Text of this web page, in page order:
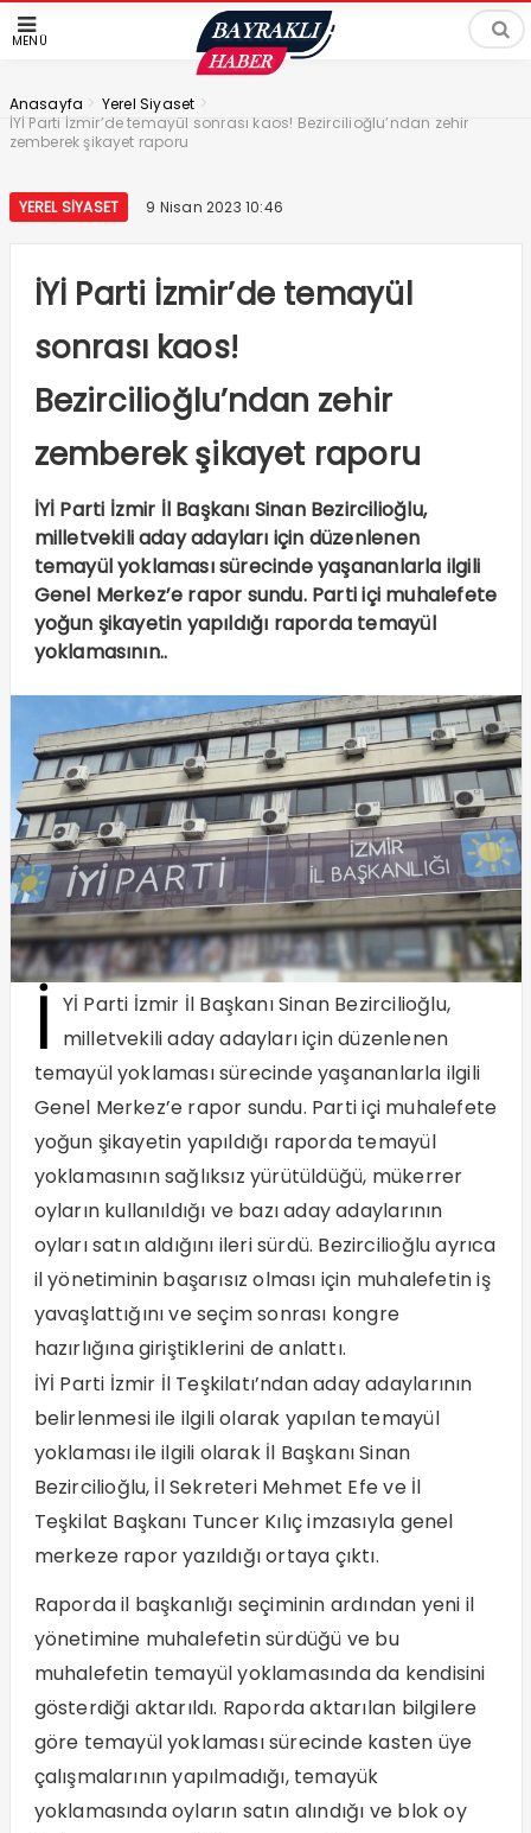
MENÜ
Anasayfa > Yerel Siyaset >
İYİ Parti İzmir’de temayül sonrası kaos! Bezircilioğlu’ndan zehir
zemberek şikayet raporu
YEREL SIYASET 9 Nisan 2023 10:46
İYİ Parti İzmir’de temayül
sonrası kaos!
Bezircilioğlu’ndan zehir
zemberek şikayet raporu
İYİ Parti İzmir İl Başkanı Sinan Bezircilioğlu,
milletvekili aday adayları için düzenlenen
temayül yoklaması sürecinde yaşananlarla ilgili
Genel Merkez’e rapor sundu. Parti içi muhalefete
yoğun şikayetin yapıldığı raporda temayül
yoklamasının..
İ Yİ Parti İzmir İl Başkanı Sinan Bezircilioğlu,
milletvekili aday adayları için düzenlenen
temayül yoklaması sürecinde yaşananlarla ilgili
Genel Merkez’e rapor sundu. Parti içi muhalefete
yoğun şikayetin yapıldığı raporda temayül
yoklamasının sağlıksız yürütüldüğü, mükerrer
oyların kullanıldığı ve bazı aday adaylarının
oyları satın aldığını ileri sürdü. Bezircilioğlu ayrıca
il yönetiminin başarısız olması için muhalefetin iş
yavaşlattığını ve seçim sonrası kongre
hazırlığına giriştiklerini de anlattı.
İYİ Parti İzmir İl Teşkilatı’ndan aday adaylarının
belirlenmesi ile ilgili olarak yapılan temayül
yoklaması ile ilgili olarak İl Başkanı Sinan
Bezircilioğlu, İl Sekreteri Mehmet Efe ve İl
Teşkilat Başkanı Tuncer Kılıç imzasıyla genel
merkeze rapor yazıldığı ortaya çıktı.
Raporda il başkanlığı seçiminin ardından yeni il
yönetimine muhalefetin sürdüğü ve bu
muhalefetin temayül yoklamasında da kendisini
gösterdiği aktarıldı. Raporda aktarılan bilgilere
göre temayül yoklaması sürecinde kasten üye
çalışmalarının yapılmadığı, temayük
yoklamasında oyların satın alındığı ve blok oy